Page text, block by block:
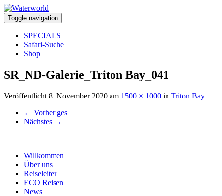
Toggle navigation
SPECIALS
Safari-Suche
Shop
SR_ND-Galerie_Triton Bay_041
Veröffentlicht 8. November 2020 am 1500 × 1000 in Triton Bay
← Vorheriges
Nächstes →
Willkommen
Über uns
Reiseleiter
ECO Reisen
News